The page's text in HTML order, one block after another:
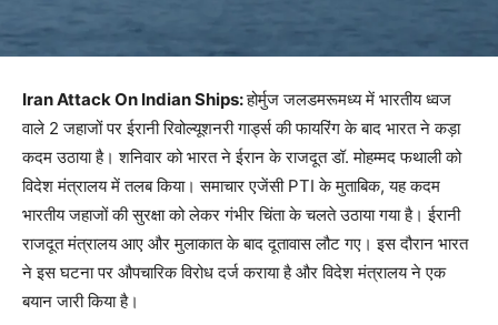
Iran Attack On Indian Ships:होर्मुज जलडमरूमध्य में भारतीय ध्वज
वाले 2 जहाजों पर ईरानी रिवोल्यूशनरी गार्ड्स की फायरिंग के बाद भारत ने कड़ा
कदम उठाया है। शनिवार को भारत ने ईरान के राजदूत डॉ. मोहम्मद फथाली को
विदेश मंत्रालय में तलब किया। समाचार एजेंसी PTI के मुताबिक, यह कदम
भारतीय जहाजों की सुरक्षा को लेकर गंभीर चिंता के चलते उठाया गया है। ईरानी
राजदूत मंत्रालय आए और मुलाकात के बाद दूतावास लौट गए। इस दौरान भारत
ने इस घटना पर औपचारिक विरोध दर्ज कराया है और विदेश मंत्रालय ने एक
बयान जारी किया है।